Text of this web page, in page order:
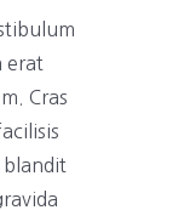
erat
Cras
blandit